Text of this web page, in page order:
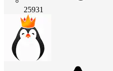
25931